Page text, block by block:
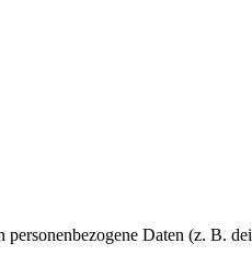
Daten (z. B.